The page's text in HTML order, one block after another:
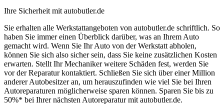
Ihre Sicherheit mit autobutler.de
Sie erhalten alle Werkstattangeboten von autobutler.de schriftlich. So
haben Sie immer einen Überblick darüber, was an Ihrem Auto
gemacht wird. Wenn Sie Ihr Auto von der Werkstatt abholen,
können Sie sich also sicher sein, dass Sie keine zusätzlichen Kosten
erwarten. Stellt Ihr Mechaniker weitere Schäden fest, werden Sie
vor der Reparatur kontaktiert. Schließen Sie sich über einer Million
anderer Autobesitzer an, um herauszufinden wie viel Sie bei Ihren
Autoreparaturen möglicherweise sparen können. Sparen Sie bis zu
50%* bei Ihrer nächsten Autoreparatur mit autobutler.de.